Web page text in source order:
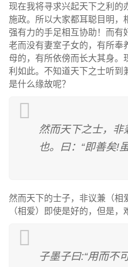
现在我将寻求兴起天下之利的
施政。所以大家都耳聪目明，
强有力的手足相互协助！而有
老而没有妻室子女的，有所奉
母的，有所依傍而长大其身。
利如此。不知道天下之士听到
是什么缘故呢？
然而天下之士，非
也。曰：“即善矣!
然而天下的士子，非议兼（相
（相爱）即使是好的，但是，
子墨子曰:“用而不